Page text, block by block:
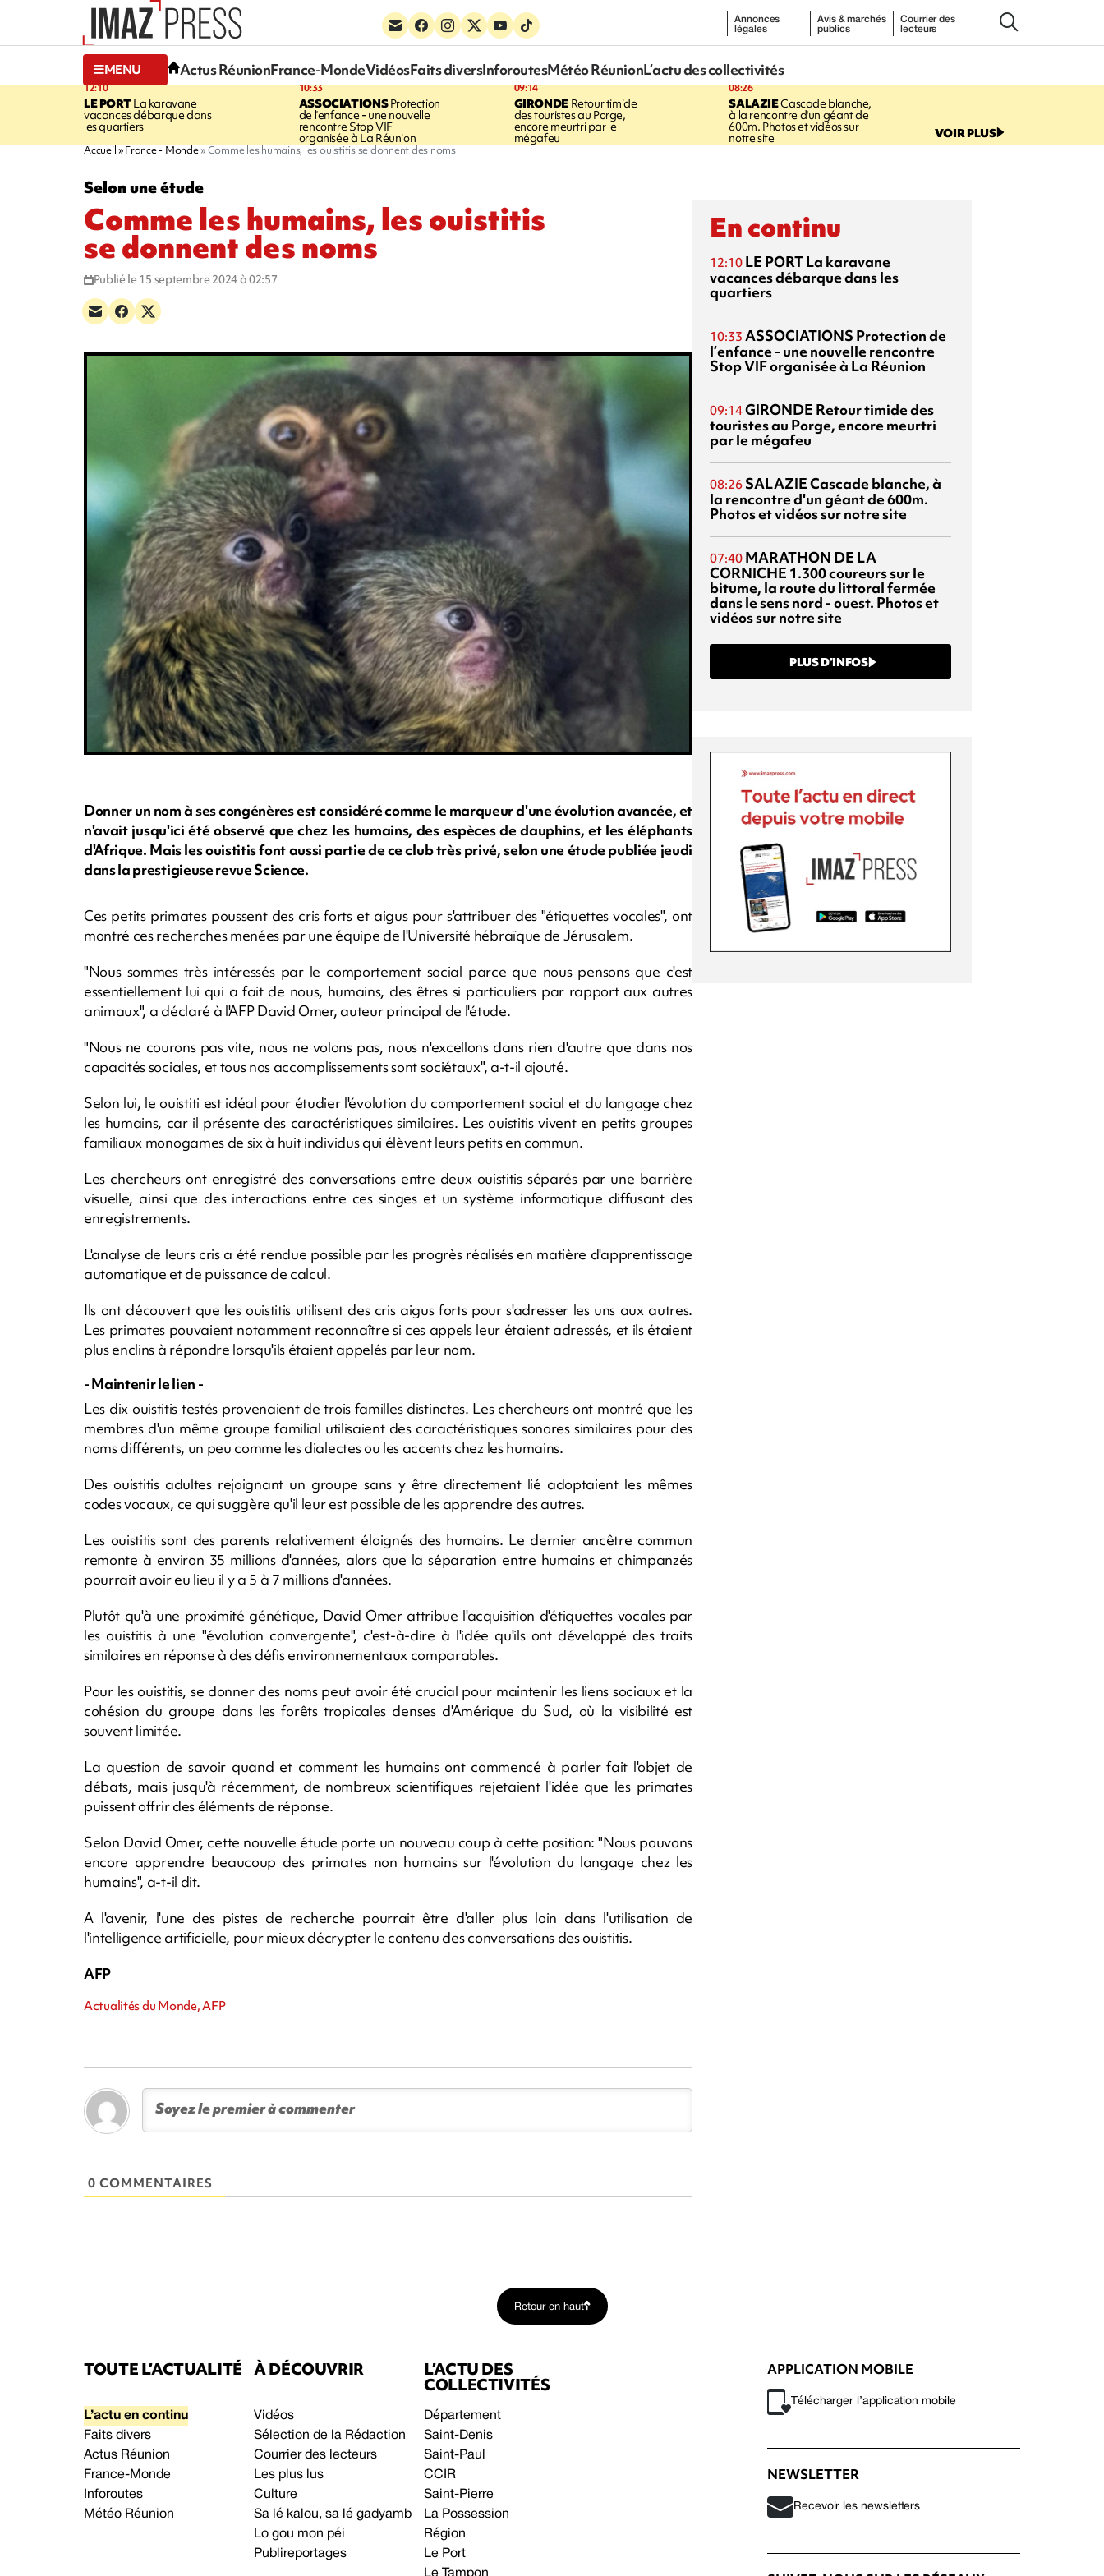
Annonces
légales
Avis & marchés
publics
Courrier des
lecteurs
MENU Actus RéunionFrance-MondeVidéosFaits diversInforoutesMétéo RéunionL’actu des collectivités
12:10
LE PORTLa karavane
vacances débarque dans
les quartiers
10:33
ASSOCIATIONSProtection
de l’enfance - une nouvelle
rencontre Stop VIF
organisée à La Réunion
09:14
GIRONDERetour timide
des touristes au Porge,
encore meurtri par le
mégafeu
08:26
SALAZIECascade blanche,
à la rencontre d'un géant de
600m. Photos et vidéos sur
notre site VOIR PLUS
Accueil France - Monde Comme les humains, les ouistitis se donnent des noms
Selon une étude
Comme les humains, les ouistitis
se donnent des noms
Publié le 15 septembre 2024 à 02:57
Donner un nom à ses congénères est considéré comme le marqueur d'une évolution avancée, et
n'avait jusqu'ici été observé que chez les humains, des espèces de dauphins, et les éléphants
d'Afrique. Mais les ouistitis font aussi partie de ce club très privé, selon une étude publiée jeudi
dans la prestigieuse revue Science.
Ces petits primates poussent des cris forts et aigus pour s'attribuer des "étiquettes vocales", ont
montré ces recherches menées par une équipe de l'Université hébraïque de Jérusalem.
"Nous sommes très intéressés par le comportement social parce que nous pensons que c'est
essentiellement lui qui a fait de nous, humains, des êtres si particuliers par rapport aux autres
animaux", a déclaré à l'AFP David Omer, auteur principal de l'étude.
"Nous ne courons pas vite, nous ne volons pas, nous n'excellons dans rien d'autre que dans nos
capacités sociales, et tous nos accomplissements sont sociétaux", a-t-il ajouté.
Selon lui, le ouistiti est idéal pour étudier l'évolution du comportement social et du langage chez
les humains, car il présente des caractéristiques similaires. Les ouistitis vivent en petits groupes
familiaux monogames de six à huit individus qui élèvent leurs petits en commun.
Les chercheurs ont enregistré des conversations entre deux ouistitis séparés par une barrière
visuelle, ainsi que des interactions entre ces singes et un système informatique diffusant des
enregistrements.
L'analyse de leurs cris a été rendue possible par les progrès réalisés en matière d'apprentissage
automatique et de puissance de calcul.
Ils ont découvert que les ouistitis utilisent des cris aigus forts pour s'adresser les uns aux autres.
Les primates pouvaient notamment reconnaître si ces appels leur étaient adressés, et ils étaient
plus enclins à répondre lorsqu'ils étaient appelés par leur nom.
- Maintenir le lien -
Les dix ouistitis testés provenaient de trois familles distinctes. Les chercheurs ont montré que les
membres d'un même groupe familial utilisaient des caractéristiques sonores similaires pour des
noms différents, un peu comme les dialectes ou les accents chez les humains.
Des ouistitis adultes rejoignant un groupe sans y être directement lié adoptaient les mêmes
codes vocaux, ce qui suggère qu'il leur est possible de les apprendre des autres.
Les ouistitis sont des parents relativement éloignés des humains. Le dernier ancêtre commun
remonte à environ 35 millions d'années, alors que la séparation entre humains et chimpanzés
pourrait avoir eu lieu il y a 5 à 7 millions d'années.
Plutôt qu'à une proximité génétique, David Omer attribue l'acquisition d'étiquettes vocales par
les ouistitis à une "évolution convergente", c'est-à-dire à l'idée qu'ils ont développé des traits
similaires en réponse à des défis environnementaux comparables.
Pour les ouistitis, se donner des noms peut avoir été crucial pour maintenir les liens sociaux et la
cohésion du groupe dans les forêts tropicales denses d'Amérique du Sud, où la visibilité est
souvent limitée.
La question de savoir quand et comment les humains ont commencé à parler fait l'objet de
débats, mais jusqu'à récemment, de nombreux scientifiques rejetaient l'idée que les primates
puissent offrir des éléments de réponse.
Selon David Omer, cette nouvelle étude porte un nouveau coup à cette position: "Nous pouvons
encore apprendre beaucoup des primates non humains sur l'évolution du langage chez les
humains", a-t-il dit.
A l'avenir, l'une des pistes de recherche pourrait être d'aller plus loin dans l'utilisation de
l'intelligence artificielle, pour mieux décrypter le contenu des conversations des ouistitis.
AFP
Actualités du Monde, AFP
0 COMMENTAIRES
En continu
12:10 LE PORTLa karavane
vacances débarque dans les
quartiers
10:33 ASSOCIATIONS Protection de
l’enfance - une nouvelle rencontre
Stop VIF organisée à La Réunion
09:14GIRONDE Retour timide des
touristes au Porge, encore meurtri
par le mégafeu
08:26 SALAZIECascade blanche, à
la rencontre d'un géant de 600m.
Photos et vidéos sur notre site
07:40 MARATHON DE LA
CORNICHE 1.300 coureurs sur le
bitume, la route du littoral fermée
dans le sens nord - ouest. Photos et
vidéos sur notre site
PLUS D’INFOS
Retour en haut
TOUTE L’ACTUALITÉ
L’actu en continu
Faits divers
Actus Réunion
France-Monde
Inforoutes
Météo Réunion
À DÉCOUVRIR
Vidéos
Sélection de la Rédaction
Courrier des lecteurs
Les plus lus
Culture
Sa lé kalou, sa lé gadyamb
Lo gou mon péi
Publireportages
L’ACTU DES
COLLECTIVITÉS
Département
Saint-Denis
Saint-Paul
CCIR
Saint-Pierre
La Possession
Région
Le Port
APPLICATION MOBILE
Télécharger l’application mobile
NEWSLETTER
Recevoir les newsletters